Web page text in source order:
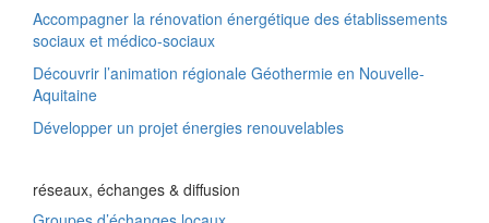
Accompagner la rénovation énergétique des établissements
sociaux et médico-sociaux
Découvrir l’animation régionale Géothermie en Nouvelle-
Aquitaine
Développer un projet énergies renouvelables
réseaux, échanges & diffusion